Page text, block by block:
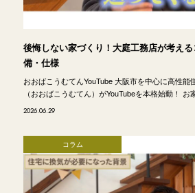
後悔しない家づくり！大庭工務店が考え
備・仕様
おおばこうむてんYouTube 大阪市を中心に高性能
（おおばこうむてん）がYouTubeを本格始動！
2026.06.29
コラム